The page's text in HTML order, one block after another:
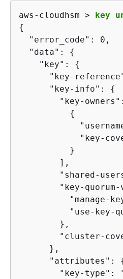
aws-cloudhsm > key
{
  "error_code": 0,
  "data":
{
    "key":
{
"key-
      "key-info":
{
"key-
{
"key-
          }
        ],
"shared-
"key-
"manage-
"use-key-
        },
"cluster-
      },
      "attributes":
"key-type":